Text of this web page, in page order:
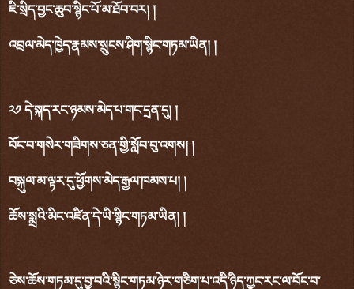
ཇི་སྲིད་བྱང་ཆུབ་སྙིང་པོ་མ་ཐོབ་བར། །
འབྲལ་མེད་ཁྱེད་རྣམས་སྲུངས་ཤིག་སྙིང་གཏམ་ཡིན། །
༢༡ དེ་སྐད་རང་ཉམས་མེད་པ་གང་དྲན་དུ། །
བོང་བ་གསེར་གཟིགས་ཅན་གྱི་སློབ་བུ་འགས། །
བསྐུལ་མ་ལྟར་དུ་ཕྱོགས་མེད་རྒྱལ་ཁམས་པ། །
ཆོས་སྨྲའི་མིང་འཛིན་དེ་ཡི་སྙིང་གཏམ་ཡིན། །
ཅེས་ཆོས་གཏམ་དུ་བྱ་བའི་སྙིང་གཏམ་ཉེར་གཅིག་པ་འདི་ཉིད་ཀྱང་རང་ལ་བོང་བ་